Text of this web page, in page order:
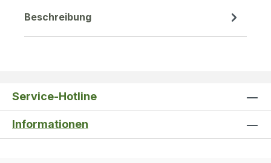
Beschreibung
Service-Hotline
Informationen